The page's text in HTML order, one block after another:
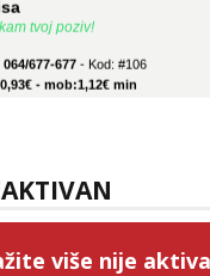
tvoj poziv!
- mob:1,12€ min
- mob:1,12€ min
tvoj poziv!
više nije